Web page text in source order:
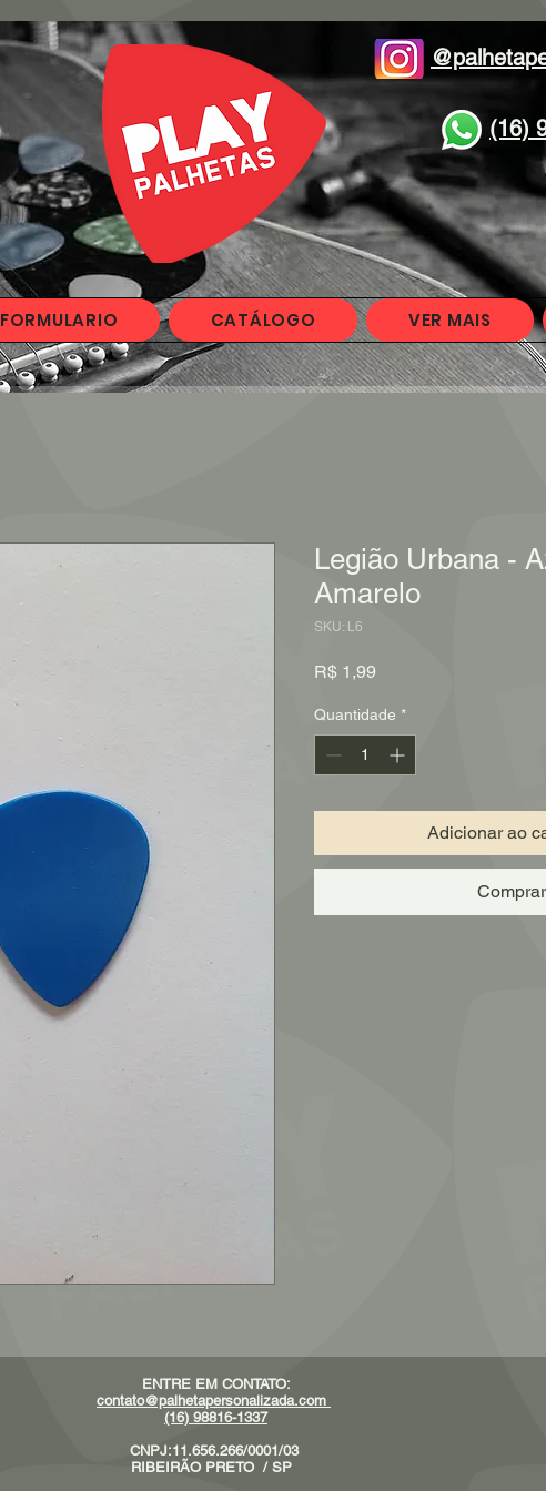
(16)
FORMULARIO CATÁLOGO VER MAIS
Legião Urbana -
Amarelo
SKU: L6
R$ 1,99
Quantidade *
Adicionar ao
Comprar
ENTRE EM CONTATO:
contato@palhetapersonalizada.com
(16) 98816-1337
CNPJ:11.656.266/0001/03
RIBEIRÃO PRETO / SP